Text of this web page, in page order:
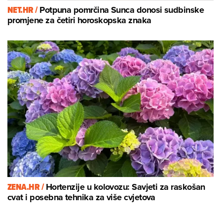
NET.HR /Potpuna pomrčina Sunca donosi sudbinske
promjene za četiri horoskopska znaka
ZENA.HR /Hortenzije u kolovozu: Savjeti za raskošan
cvat i posebna tehnika za više cvjetova